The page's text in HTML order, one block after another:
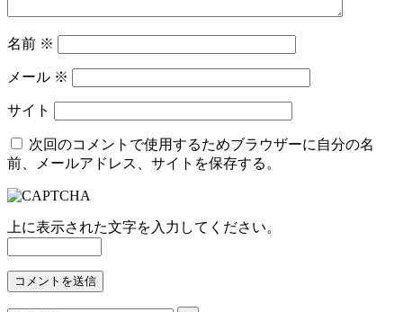
名前 ※
メール ※
サイト
次回のコメントで使用するためブラウザーに自分の名
前、メールアドレス、サイトを保存する。
上に表示された文字を入力してください。